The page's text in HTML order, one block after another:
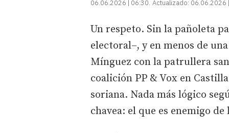
06.06.2026 | 06:30 Actualizado: 06.06.2026
Un respeto. Sin la pañoleta
electoral–, y en menos de
Mínguez con la patrullera
coalición PP & Vox en
soriana. Nada más lógico
chavea: el que es enemigo